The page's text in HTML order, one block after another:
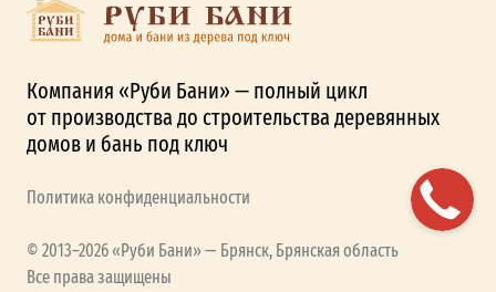
Компания «Руби Бани» — полный цикл
от производства до строительства деревянных
домов и бань под ключ
Политика конфиденциальности
© 2013–2026 «Руби Бани» — Брянск, Брянская область
Все права защищены